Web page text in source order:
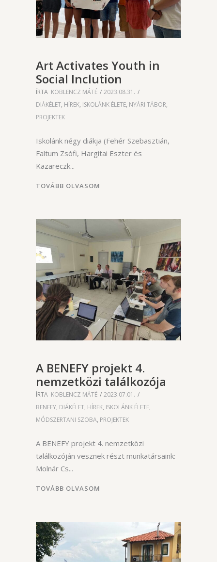
Art Activates Youth in
Social Inclution
ÍRTA KOBLENCZ MÁTÉ
2023.08.31.
DIÁKÉLET, HÍREK, ISKOLÁNK ÉLETE, NYÁRI TÁBOR,
PROJEKTEK
Iskolánk négy diákja (Fehér Szebasztián,
Faltum Zsófi, Hargitai Eszter és
Kazareczk
TOVÁBB OLVASOM
A BENEFY projekt 4.
nemzetközi találkozója
ÍRTA KOBLENCZ MÁTÉ
2023.07.01.
BENEFY, DIÁKÉLET, HÍREK, ISKOLÁNK ÉLETE,
MÓDSZERTANI SZOBA, PROJEKTEK
A BENEFY projekt 4. nemzetközi
találkozóján vesznek részt munkatársaink:
Molnár Cs
TOVÁBB OLVASOM